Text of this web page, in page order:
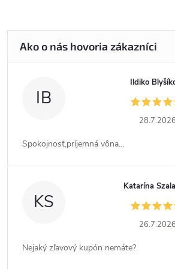
IB
Ildiko
28.7.2026
Spokojnosť,príjemná vôna...
KS
Katarína
26.7.2026
Nejaký zľavový kupón nemáte?